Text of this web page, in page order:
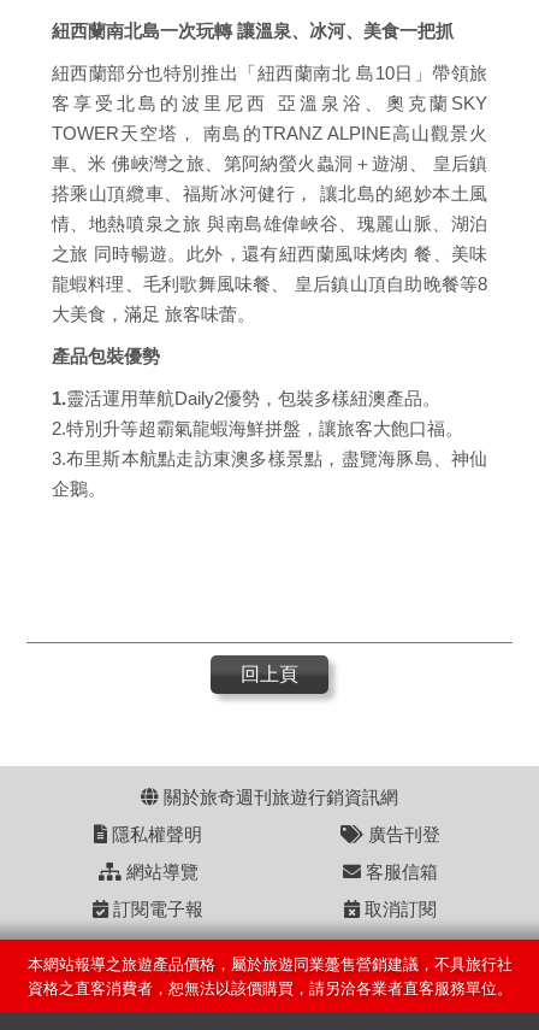
紐西蘭南北島一次玩轉 讓溫泉、冰河、美食一把抓
紐西蘭部分也特別推出「紐西蘭南北 島10日」帶領旅
客享受北島的波里尼西 亞溫泉浴、奧克蘭SKY
TOWER天空塔， 南島的TRANZ ALPINE高山觀景火
車、米 佛峽灣之旅、第阿納螢火蟲洞＋遊湖、 皇后鎮
搭乘山頂纜車、福斯冰河健行， 讓北島的絕妙本土風
情、地熱噴泉之旅 與南島雄偉峽谷、瑰麗山脈、湖泊
之旅 同時暢遊。此外，還有紐西蘭風味烤肉 餐、美味
龍蝦料理、毛利歌舞風味餐、 皇后鎮山頂自助晚餐等8
大美食，滿足 旅客味蕾。
產品包裝優勢
1.靈活運用華航Daily2優勢，包裝多樣紐澳產品。
2.特別升等超霸氣龍蝦海鮮拼盤，讓旅客大飽口福。
3.布里斯本航點走訪東澳多樣景點，盡覽海豚島、神仙
企鵝。
回上頁
關於旅奇週刊旅遊行銷資訊網
隱私權聲明
廣告刊登
網站導覽
客服信箱
訂閱電子報
取消訂閱
本網站報導之旅遊產品價格，屬於旅遊同業躉售營銷建議，不具旅行社
資格之直客消費者，恕無法以該價購買，請另洽各業者直客服務單位。